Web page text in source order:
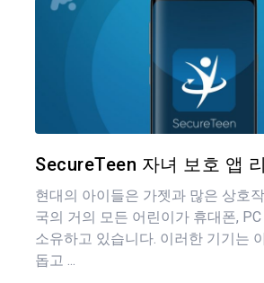
SecureTeen 자녀 보호 앱
현대의 아이들은 가젯과 많은 상호
국의 거의 모든 어린이가 휴대폰,
소유하고 있습니다. 이러한 기기는
돕고 ...